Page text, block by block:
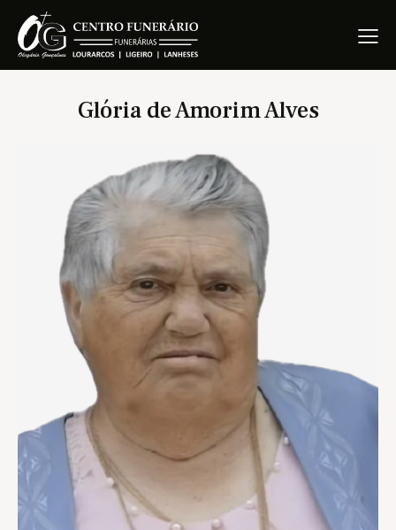
Glória de Amorim Alves